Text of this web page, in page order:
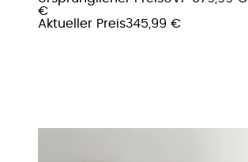
€
Aktueller Preis345,99 €